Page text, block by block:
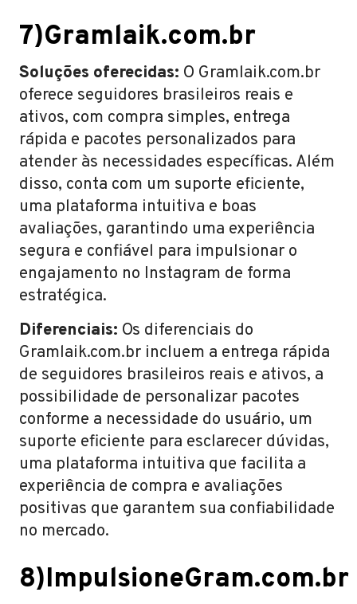
7)Gramlaik.com.br
Soluções oferecidas: O Gramlaik.com.br
oferece seguidores brasileiros reais e
ativos, com compra simples, entrega
rápida e pacotes personalizados para
atender às necessidades específicas. Além
disso, conta com um suporte eficiente,
uma plataforma intuitiva e boas
avaliações, garantindo uma experiência
segura e confiável para impulsionar o
engajamento no Instagram de forma
estratégica.
Diferenciais: Os diferenciais do
Gramlaik.com.br incluem a entrega rápida
de seguidores brasileiros reais e ativos, a
possibilidade de personalizar pacotes
conforme a necessidade do usuário, um
suporte eficiente para esclarecer dúvidas,
uma plataforma intuitiva que facilita a
experiência de compra e avaliações
positivas que garantem sua confiabilidade
no mercado.
8)ImpulsioneGram.com.br